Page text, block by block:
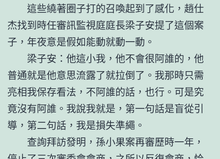
這些繞著圈子打的召喚起到了感化，趙仕
杰找到時任審訊監視庭庭長梁子安提了這個案
子，年夜意是假如能動就動一動。
梁子安：他這小我，他不會很阿誰的，他
普通就是他意思流露了就拉倒了。我那時只需
亮相我保存看法，不阿誰的話，也行。可是究
竟沒有阿誰。我說我就是，第一句話是盲從引
導，第二句話，我是損失準繩。
查詢拜訪發明，孫小果案再審歷時一年，